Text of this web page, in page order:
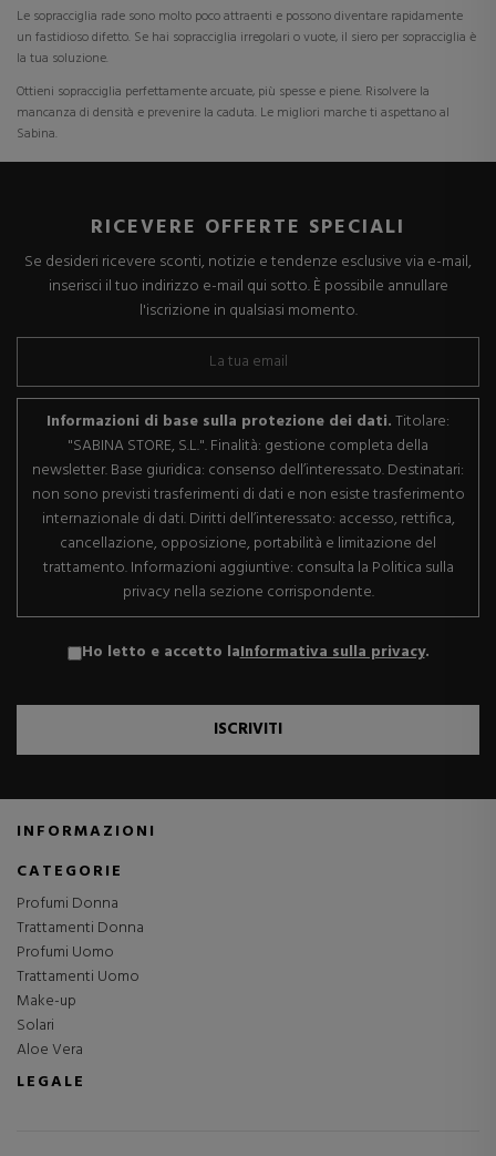
Le sopracciglia rade sono molto poco attraenti e possono diventare rapidamente
un fastidioso difetto. Se hai sopracciglia irregolari o vuote, il siero per sopracciglia è
la tua soluzione.
Ottieni sopracciglia perfettamente arcuate, più spesse e piene. Risolvere la
mancanza di densità e prevenire la caduta. Le migliori marche ti aspettano al
Sabina.
RICEVERE OFFERTE SPECIALI
Se desideri ricevere sconti, notizie e tendenze esclusive via e-mail,
inserisci il tuo indirizzo e-mail qui sotto. È possibile annullare
l'iscrizione in qualsiasi momento.
Informazioni di base sulla protezione dei dati.Titolare:
"SABINA STORE, S.L.". Finalità: gestione completa della
newsletter. Base giuridica: consenso dell’interessato. Destinatari:
non sono previsti trasferimenti di dati e non esiste trasferimento
internazionale di dati. Diritti dell’interessato: accesso, rettifica,
cancellazione, opposizione, portabilità e limitazione del
trattamento. Informazioni aggiuntive: consulta la Politica sulla
privacy nella sezione corrispondente.
Ho letto e accetto laInformativa sulla privacy.
ISCRIVITI
INFORMAZIONI
CATEGORIE
Profumi Donna
Trattamenti Donna
Profumi Uomo
Trattamenti Uomo
Make-up
Solari
Aloe Vera
LEGALE